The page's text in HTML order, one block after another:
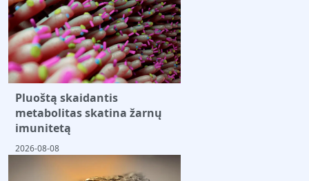
Pluoštą skaidantis
metabolitas skatina žarnų
imunitetą
2026-08-08